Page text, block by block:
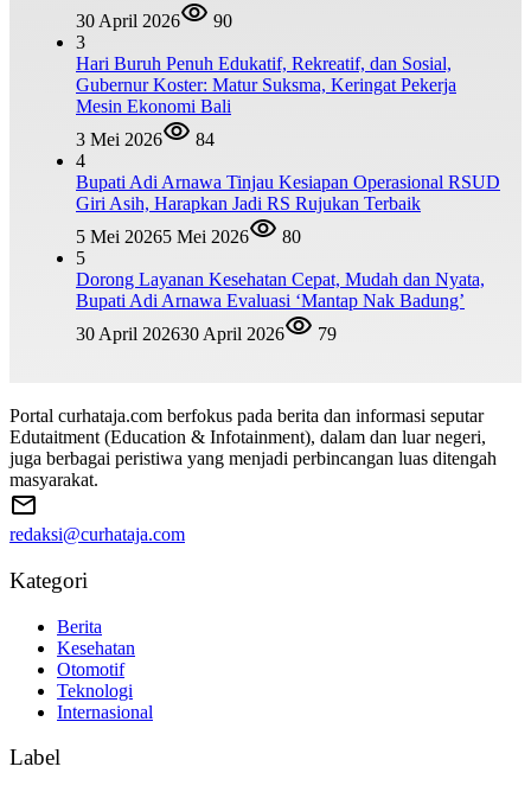
30 April 2026
90
3
Hari Buruh Penuh Edukatif, Rekreatif, dan Sosial,
Gubernur Koster: Matur Suksma, Keringat Pekerja
Mesin Ekonomi Bali
3 Mei 2026
84
4
Bupati Adi Arnawa Tinjau Kesiapan Operasional RSUD
Giri Asih, Harapkan Jadi RS Rujukan Terbaik
5 Mei 20265 Mei 2026
80
5
Dorong Layanan Kesehatan Cepat, Mudah dan Nyata,
Bupati Adi Arnawa Evaluasi ‘Mantap Nak Badung’
30 April 202630 April 2026 79
Portal curhataja.com berfokus pada berita dan informasi seputar
Edutaitment (Education & Infotainment), dalam dan luar negeri,
juga berbagai peristiwa yang menjadi perbincangan luas ditengah
masyarakat.
redaksi@curhataja.com
Kategori
Berita
Kesehatan
Otomotif
Teknologi
Internasional
Label